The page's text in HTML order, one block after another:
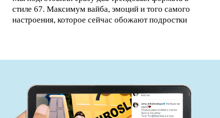
‹
стиле 67. Максимум вайба, эмоций и того самого
настроения, которое сейчас обожают подростки